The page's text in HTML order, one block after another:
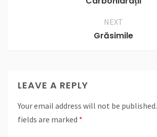
NEXT
Grăsimile
LEAVE A REPLY
Your email address will not be published.
fields are marked *